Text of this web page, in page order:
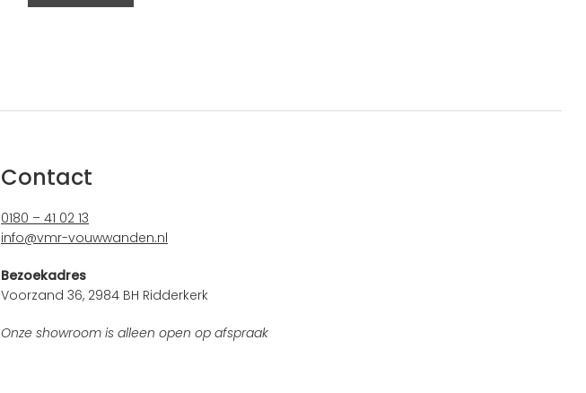
Contact
0180 – 41 02 13
info@vmr-vouwwanden.nl
Bezoekadres
Voorzand 36, 2984 BH Ridderkerk
Onze showroom is alleen open op afspraak